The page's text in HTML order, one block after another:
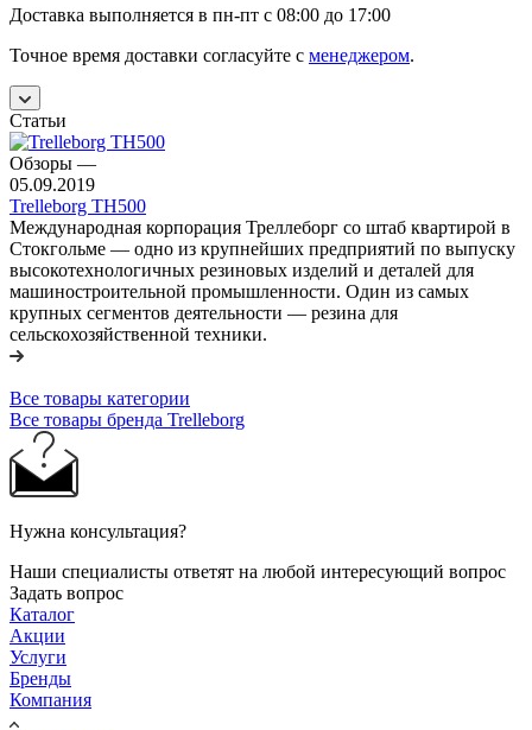
Доставка выполняется в пн-пт с 08:00 до 17:00
Точное время доставки согласуйте с менеджером.
Статьи
Обзоры —
05.09.2019
Trelleborg TH500
Международная корпорация Треллеборг со штаб квартирой в
Стокгольме — одно из крупнейших предприятий по выпуску
высокотехнологичных резиновых изделий и деталей для
машиностроительной промышленности. Один из самых
крупных сегментов деятельности — резина для
сельскохозяйственной техники.
Все товары категории
Все товары бренда Trelleborg
Нужна консультация?
Наши специалисты ответят на любой интересующий вопрос
Задать вопрос
Каталог
Акции
Услуги
Бренды
Компания